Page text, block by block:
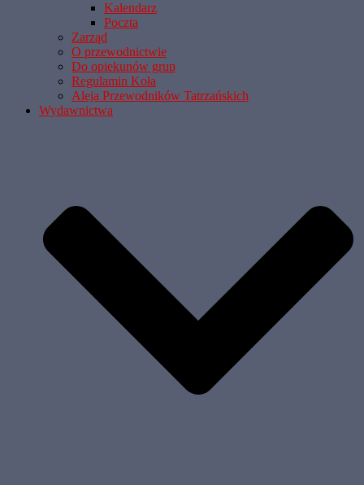
Kalendarz
Poczta
Zarząd
O przewodnictwie
Do opiekunów grup
Regulamin Koła
Aleja Przewodników Tatrzańskich
Wydawnictwa